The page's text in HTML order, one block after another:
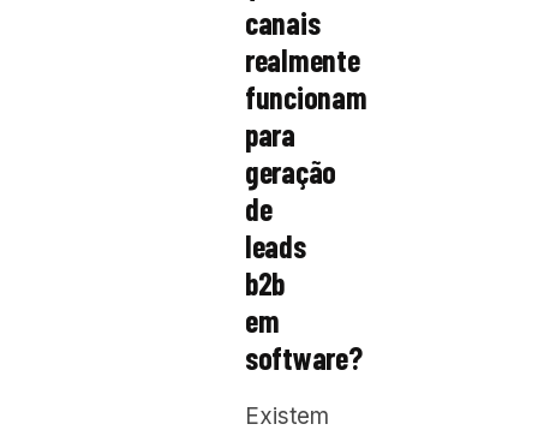
canais
realmente
funcionam
para
geração
de
leads
b2b
em
software?
Existem